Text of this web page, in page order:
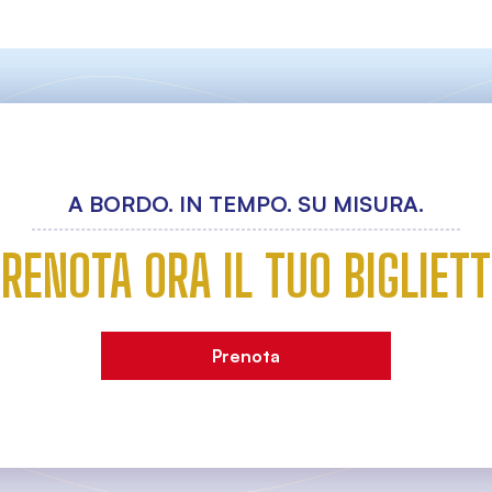
A BORDO. IN TEMPO. SU MISURA.
ORA IL TUO
Prenota